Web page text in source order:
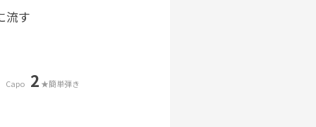
流す
Capo 2 ★簡単弾き